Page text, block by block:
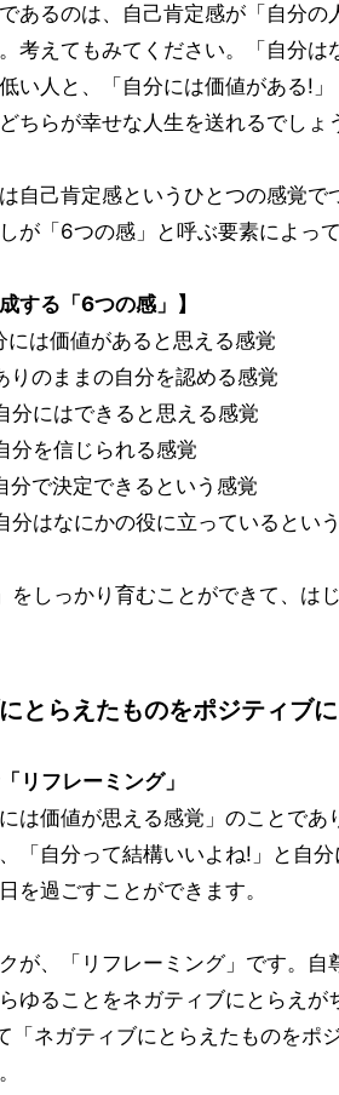
あるのは、自己肯定感が「自分
考えてもみてください。「自分
い人と、「自分には価値がある!
ちらが幸せな人生を送れるでしょ
自己肯定感というひとつの感覚
が「6つの感」と呼ぶ要素によっ
する「6つの感」】
には価値があると思える感覚
りのままの自分を認める感覚
分にはできると思える感覚
分を信じられる感覚
分で決定できるという感覚
分はなにかの役に立っているとい
をしっかり育むことができて、は
とらえたものをポジティブ
リフレーミング」
は価値が思える感覚」のことで
「自分って結構いいよね!」と自
を過ごすことができます。
が、「リフレーミング」です。
ゆることをネガティブにとらえ
「ネガティブにとらえたものをポ